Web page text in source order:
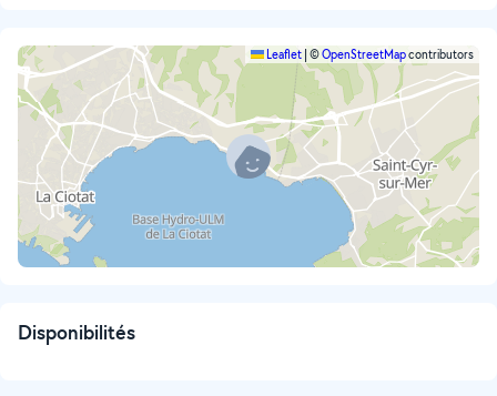
Leaflet ©OpenStreetMapcontributors
Disponibilités